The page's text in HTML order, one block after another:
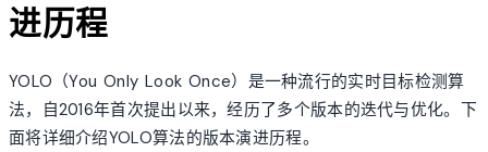
进历程
YOLO（You Only Look Once）是一种流行的实时目标检测算
法，自2016年首次提出以来，经历了多个版本的迭代与优化。下
面将详细介绍YOLO算法的版本演进历程。